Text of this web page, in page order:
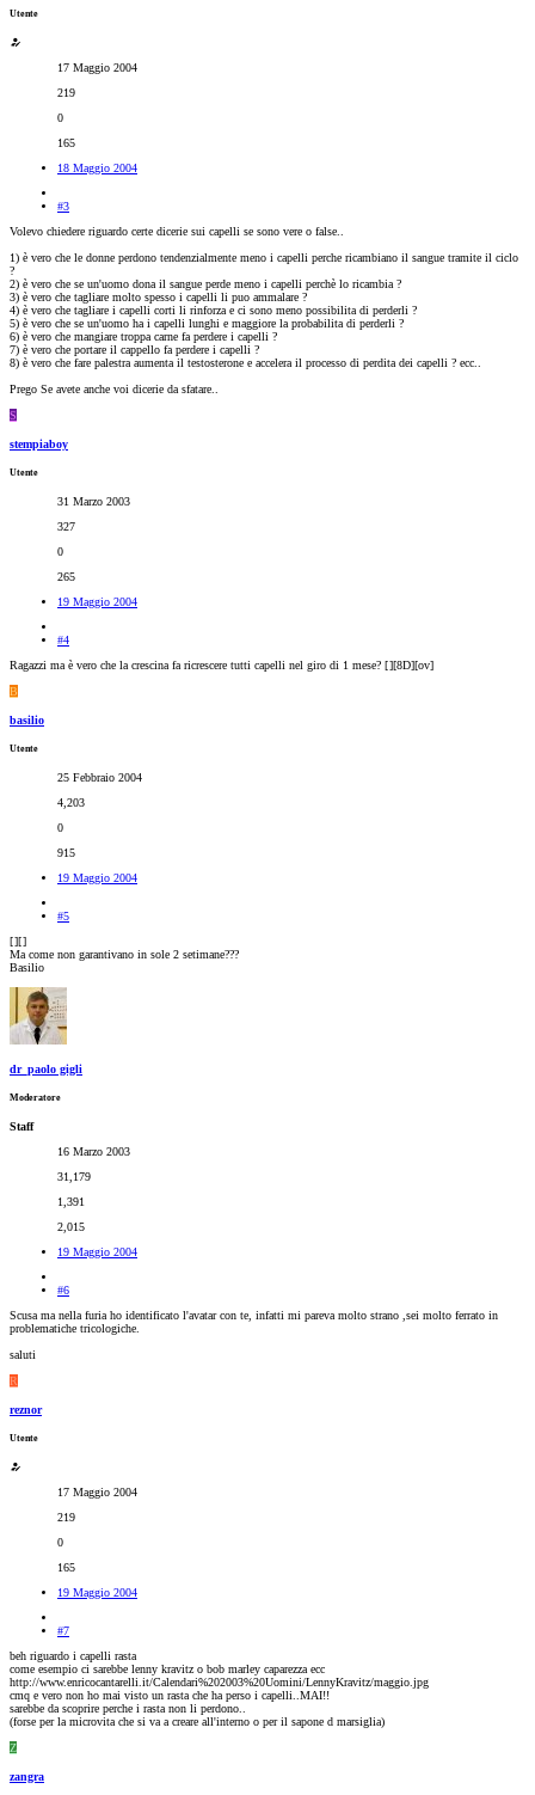
Utente
17 Maggio 2004
219
0
165
18 Maggio 2004
#3
Volevo chiedere riguardo certe dicerie sui capelli se sono vere o false..
1) è vero che le donne perdono tendenzialmente meno i capelli perche ricambiano il sangue tramite il ciclo
?
2) è vero che se un'uomo dona il sangue perde meno i capelli perchè lo ricambia ?
3) è vero che tagliare molto spesso i capelli li puo ammalare ?
4) è vero che tagliare i capelli corti li rinforza e ci sono meno possibilita di perderli ?
5) è vero che se un'uomo ha i capelli lunghi e maggiore la probabilita di perderli ?
6) è vero che mangiare troppa carne fa perdere i capelli ?
7) è vero che portare il cappello fa perdere i capelli ?
8) è vero che fare palestra aumenta il testosterone e accelera il processo di perdita dei capelli ? ecc..
Prego Se avete anche voi dicerie da sfatare..
S
stempiaboy
Utente
31 Marzo 2003
327
0
265
19 Maggio 2004
#4
Ragazzi ma è vero che la crescina fa ricrescere tutti capelli nel giro di 1 mese? [][8D][ov]
B
basilio
Utente
25 Febbraio 2004
4,203
0
915
19 Maggio 2004
#5
[][]
Ma come non garantivano in sole 2 setimane???
Basilio
dr_paolo gigli
Moderatore
Staff
16 Marzo 2003
31,179
1,391
2,015
19 Maggio 2004
#6
Scusa ma nella furia ho identificato l'avatar con te, infatti mi pareva molto strano ,sei molto ferrato in
problematiche tricologiche.
saluti
R
reznor
Utente
17 Maggio 2004
219
0
165
19 Maggio 2004
#7
beh riguardo i capelli rasta
come esempio ci sarebbe lenny kravitz o bob marley caparezza ecc
http://www.enricocantarelli.it/Calendari%202003%20Uomini/LennyKravitz/maggio.jpg
cmq e vero non ho mai visto un rasta che ha perso i capelli..MAI!!
sarebbe da scoprire perche i rasta non li perdono..
(forse per la microvita che si va a creare all'interno o per il sapone d marsiglia)
Z
zangra